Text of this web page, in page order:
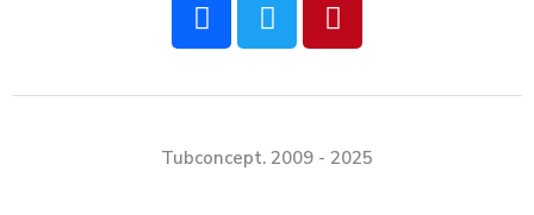
Tubconcept. 2009 - 2025